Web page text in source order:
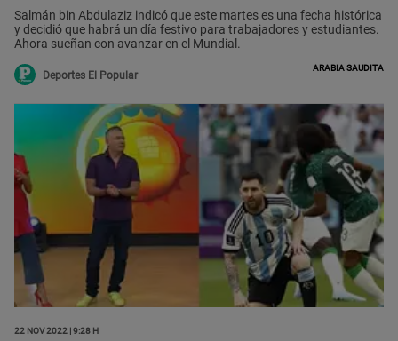
Salmán bin Abdulaziz indicó que este martes es una fecha histórica
y decidió que habrá un día festivo para trabajadores y estudiantes.
Ahora sueñan con avanzar en el Mundial.
Deportes El Popular
Arabia Saudita
22 Nov 2022 | 9:28 h